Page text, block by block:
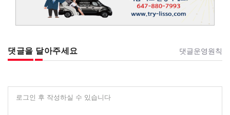
댓글을 달아주세요 댓글운영원칙
로그인 후 작성하실 수 있습니다